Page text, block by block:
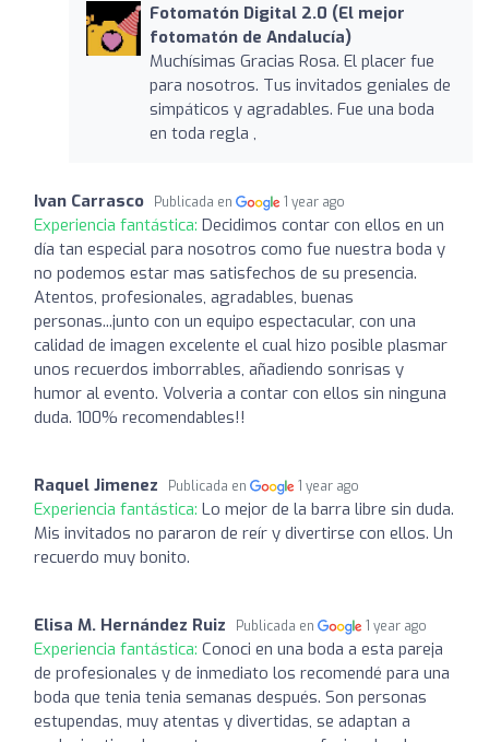
Fotomatón Digital 2.0 (El mejor
fotomatón de Andalucía)
Muchísimas Gracias Rosa. El placer fue
para nosotros. Tus invitados geniales de
simpáticos y agradables. Fue una boda
en toda regla ,
Ivan Carrasco Publicada en 1 year ago
Experiencia fantástica: Decidimos contar con ellos en un
día tan especial para nosotros como fue nuestra boda y
no podemos estar mas satisfechos de su presencia.
Atentos, profesionales, agradables, buenas
personas...junto con un equipo espectacular, con una
calidad de imagen excelente el cual hizo posible plasmar
unos recuerdos imborrables, añadiendo sonrisas y
humor al evento. Volveria a contar con ellos sin ninguna
duda. 100% recomendables!!
Raquel Jimenez Publicada en 1 year ago
Experiencia fantástica: Lo mejor de la barra libre sin duda.
Mis invitados no pararon de reír y divertirse con ellos. Un
recuerdo muy bonito.
Elisa M. Hernández Ruiz Publicada en 1 year ago
Experiencia fantástica: Conoci en una boda a esta pareja
de profesionales y de inmediato los recomendé para una
boda que tenia tenia semanas después. Son personas
estupendas, muy atentas y divertidas, se adaptan a